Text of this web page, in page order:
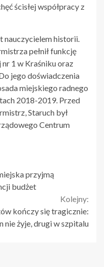
ścisłej współpracy z
nauczycielem historii.
pełnił funkcję
1 w Kraśniku oraz
jego doświadczenia
miejskiego radnego
2018-2019. Przed
Staruch był
Centrum
przyjmą
budżet
Kolejny:
kończy się tragicznie:
nie żyje, drugi w szpitalu